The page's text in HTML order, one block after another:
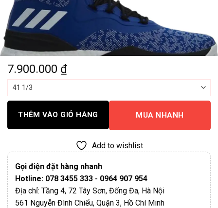
7.900.000 ₫
THÊM VÀO GIỎ HÀNG MUA NHANH
Add to wishlist
Gọi điện đặt hàng nhanh
Hotline: 078 3455 333 - 0964 907 954
Địa chỉ: Tầng 4, 72 Tây Sơn, Đống Đa, Hà Nội
561 Nguyễn Đình Chiểu, Quận 3, Hồ Chí Minh